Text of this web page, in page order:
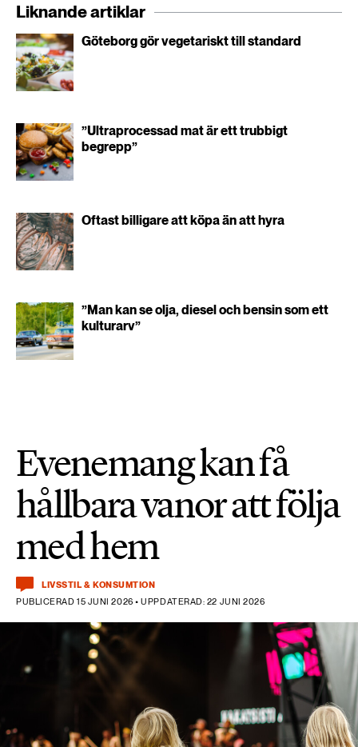
Liknande artiklar
Göteborg gör vegetariskt till standard
”Ultraprocessad mat är ett trubbigt
begrepp”
Oftast billigare att köpa än att hyra
”Man kan se olja, diesel och bensin som ett
kulturarv”
Evenemang kan få
hållbara vanor att följa
med hem
LIVSSTIL & KONSUMTION
PUBLICERAD 15 JUNI 2026 • UPPDATERAD: 22 JUNI 2026